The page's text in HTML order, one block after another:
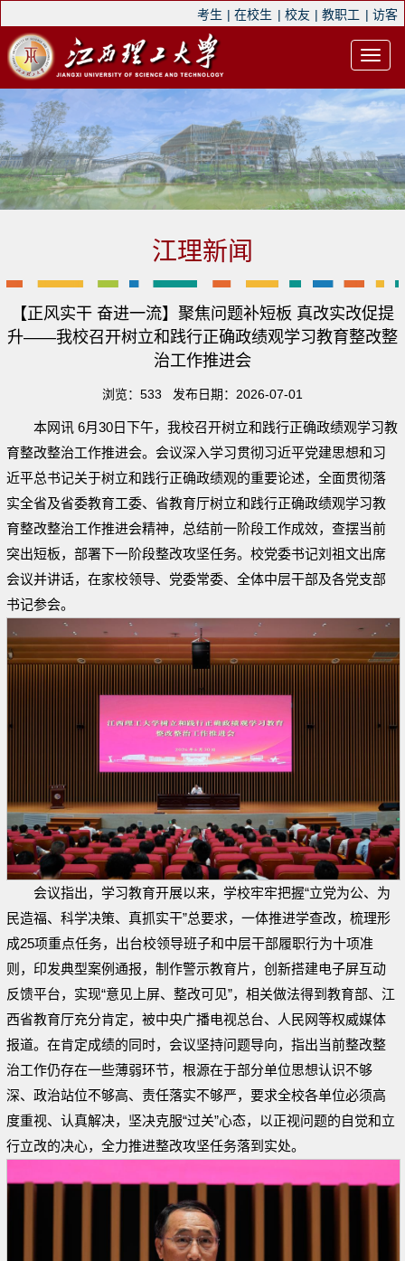
考生 | 在校生 | 校友 | 教职工 | 访客
江理新闻
【正风实干 奋进一流】聚焦问题补短板 真改实改促提
升——我校召开树立和践行正确政绩观学习教育整改整
治工作推进会
浏览： 533 发布日期：2026-07-01
本网讯 6月30日下午，我校召开树立和践行正确政绩观学习教
育整改整治工作推进会。会议深入学习贯彻习近平党建思想和习
近平总书记关于树立和践行正确政绩观的重要论述，全面贯彻落
实全省及省委教育工委、省教育厅树立和践行正确政绩观学习教
育整改整治工作推进会精神，总结前一阶段工作成效，查摆当前
突出短板，部署下一阶段整改攻坚任务。校党委书记刘祖文出席
会议并讲话，在家校领导、党委常委、全体中层干部及各党支部
书记参会。
会议指出，学习教育开展以来，学校牢牢把握“立党为公、为
民造福、科学决策、真抓实干”总要求，一体推进学查改，梳理形
成25项重点任务，出台校领导班子和中层干部履职行为十项准
则，印发典型案例通报，制作警示教育片，创新搭建电子屏互动
反馈平台，实现“意见上屏、整改可见”，相关做法得到教育部、江
西省教育厅充分肯定，被中央广播电视总台、人民网等权威媒体
报道。在肯定成绩的同时，会议坚持问题导向，指出当前整改整
治工作仍存在一些薄弱环节，根源在于部分单位思想认识不够
深、政治站位不够高、责任落实不够严，要求全校各单位必须高
度重视、认真解决，坚决克服“过关”心态，以正视问题的自觉和立
行立改的决心，全力推进整改攻坚任务落到实处。